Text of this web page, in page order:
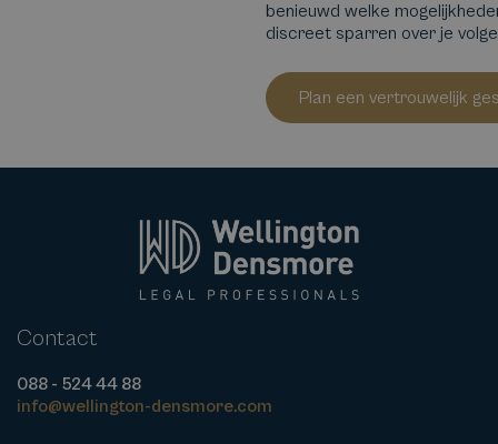
benieuwd welke
discreet sparren over je
Plan een vertrouwelijk
Contact
088 - 524 44 88
info@wellington-densmore.com